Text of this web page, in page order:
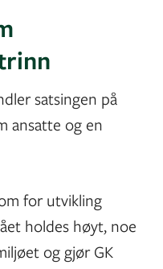
satsingen på
ansatte og en
for utvikling
holdes høyt, noe
og gjør GK